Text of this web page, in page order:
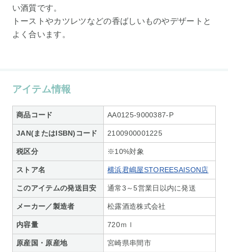
い酒質です。
トーストやカツレツなどの香ばしいものやデザートと
よく合います。
アイテム情報
商品コード AA0125-9000387-P
JAN(またはISBN)コード 2100900001225
税区分 ※10%対象
ストア名 横浜君嶋屋STOREESAISON店
このアイテムの発送目安 通常3～5営業日以内に発送
メーカー／製造者 松露酒造株式会社
内容量 720ｍｌ
原産国・原産地 宮崎県串間市